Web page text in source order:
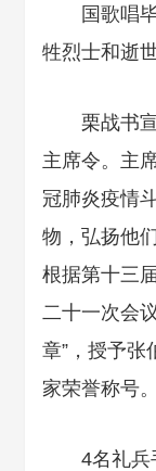
国歌唱
牲烈士和逝
栗战书
主席令。主
冠肺炎疫情
物，弘扬他
根据第十三
二十一次会
章”，授予张
家荣誉称号。
4名礼兵